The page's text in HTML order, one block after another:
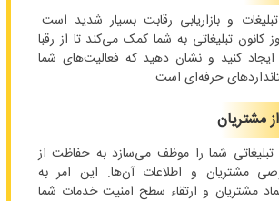
و بازاریابی رقابت بسیار شدید است.
کانون تبلیغاتی به شما کمک می‌کند تا از رقبا
ایجاد کنید و نشان دهید که فعالیت‌های شما
حرفه‌ای است.
مشتریان
تبلیغاتی شما را موظف می‌سازد به حفاظت از
مشتریان و اطلاعات آن‌ها. این امر به
مشتریان و ارتقاء سطح امنیت خدمات شما